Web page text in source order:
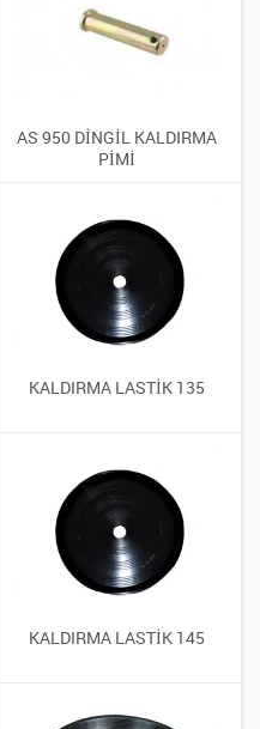
AS 950 DİNGİL KALDIRMA
PİMİ
KALDIRMA LASTİK 135
KALDIRMA LASTİK 145